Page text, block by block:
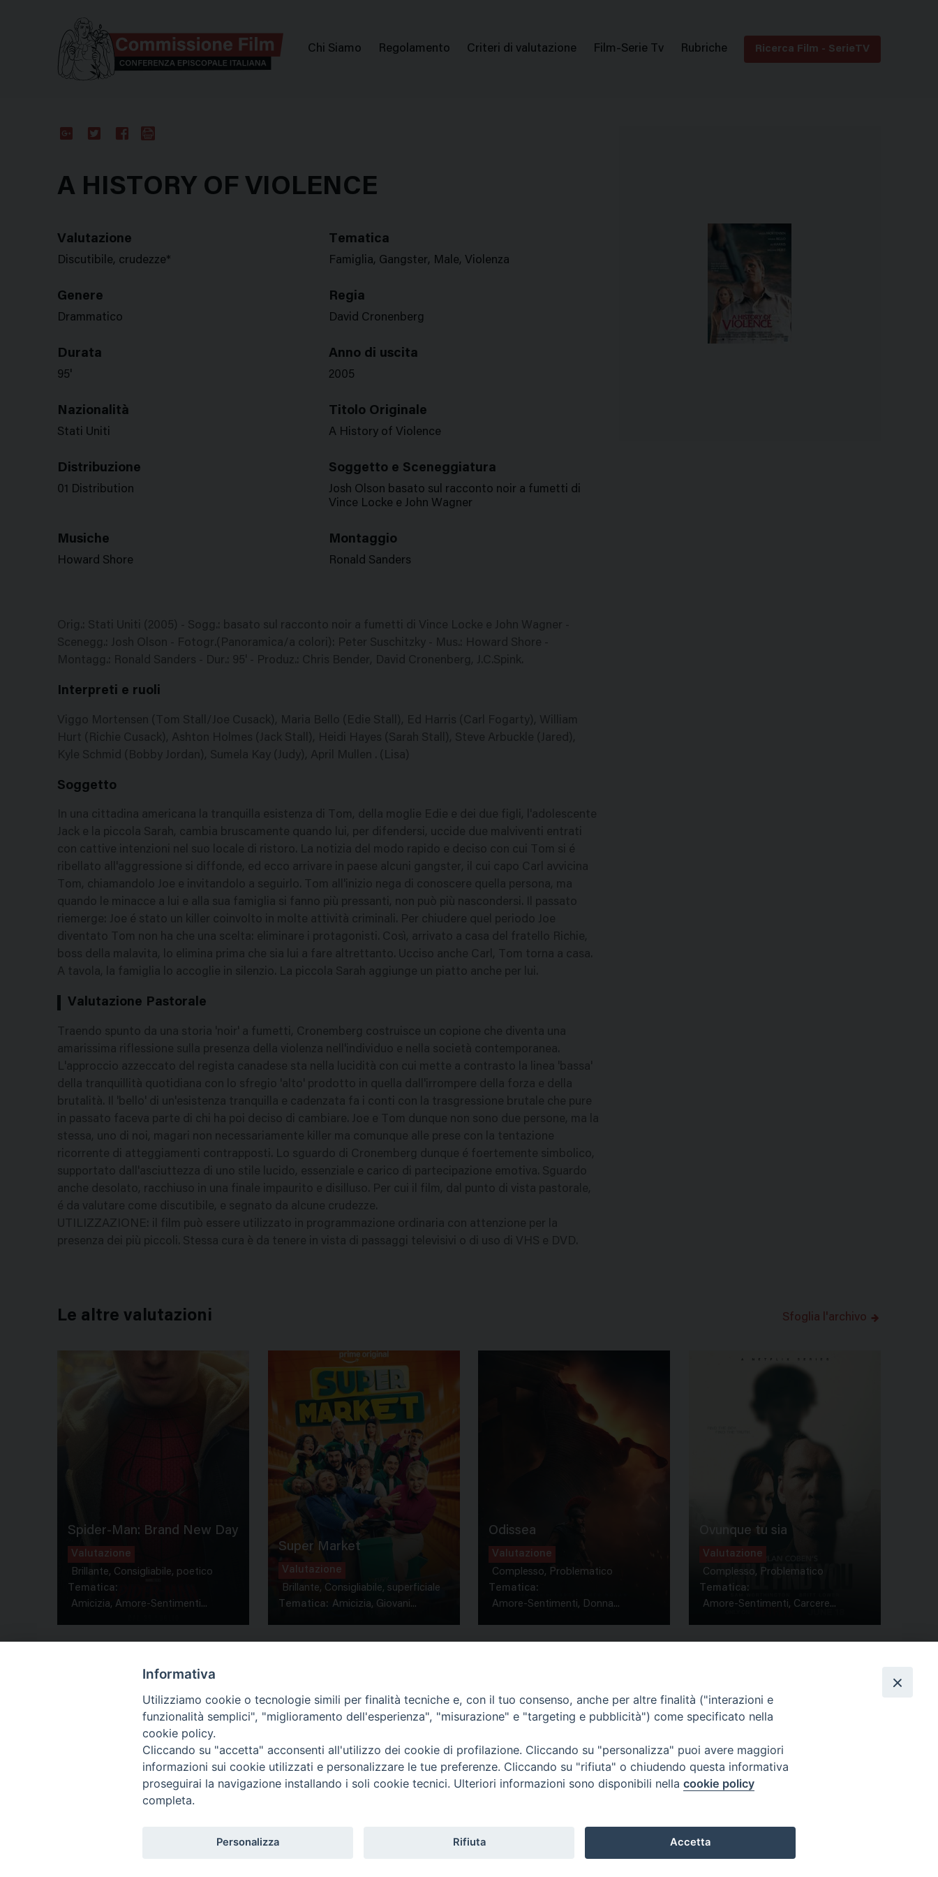
Menu
Chi Siamo Regolamento Criteri di valutazione Film-Serie Tv Rubriche Ricerca Film - SerieTV
A HISTORY OF VIOLENCE
Valutazione
Discutibile, crudezze*
Tematica
Famiglia, Gangster, Male, Violenza
Genere
Drammatico
Regia
David Cronenberg
Durata
95'
Anno di uscita
2005
Nazionalità
Stati Uniti
Titolo Originale
A History of Violence
Distribuzione
01 Distribution
Soggetto e Sceneggiatura
Josh Olson basato sul racconto noir a fumetti di
Vince Locke e John Wagner
Musiche
Howard Shore
Montaggio
Ronald Sanders
Orig.: Stati Uniti (2005) - Sogg.: basato sul racconto noir a fumetti di Vince Locke e John Wagner -
Scenegg.: Josh Olson - Fotogr.(Panoramica/a colori): Peter Suschitzky - Mus.: Howard Shore -
Montagg.: Ronald Sanders - Dur.: 95' - Produz.: Chris Bender, David Cronenberg, J.C.Spink.
Interpreti e ruoli
Viggo Mortensen (Tom Stall/Joe Cusack), Maria Bello (Edie Stall), Ed Harris (Carl Fogarty), William
Hurt (Richie Cusack), Ashton Holmes (Jack Stall), Heidi Hayes (Sarah Stall), Steve Arbuckle (Jared),
Kyle Schmid (Bobby Jordan), Sumela Kay (Judy), April Mullen . (Lisa)
Soggetto
In una cittadina americana la tranquilla esistenza di Tom, della moglie Edie e dei due figli, l'adolescente
Jack e la piccola Sarah, cambia bruscamente quando lui, per difendersi, uccide due malviventi entrati
con cattive intenzioni nel suo locale di ristoro. La notizia del modo rapido e deciso con cui Tom si é
ribellato all'aggressione si diffonde, ed ecco arrivare in paese alcuni gangster, il cui capo Carl avvicina
Tom, chiamandolo Joe e invitandolo a seguirlo. Tom all'inizio nega di conoscere quella persona, ma
quando le minacce a lui e alla sua famiglia si fanno più pressanti, non può più nascondersi. Il passato
riemerge: Joe é stato un killer coinvolto in molte attività criminali. Per chiudere quel periodo Joe
diventato Tom non ha che una scelta: eliminare i protagonisti. Così, arrivato a casa del fratello Richie,
boss della malavita, lo elimina prima che sia lui a fare altrettanto. Ucciso anche Carl, Tom torna a casa.
A tavola, la famiglia lo accoglie in silenzio. La piccola Sarah aggiunge un piatto anche per lui.
Valutazione Pastorale
Traendo spunto da una storia 'noir' a fumetti, Cronemberg costruisce un copione che diventa una
amarissima riflessione sulla presenza della violenza nell'individuo e nella società contemporanea.
L'approccio azzeccato del regista canadese sta nella lucidità con cui mette a contrasto la linea 'bassa'
della tranquillità quotidiana con lo sfregio 'alto' prodotto in quella dall'irrompere della forza e della
brutalità. Il 'bello' di un'esistenza tranquilla e cadenzata fa i conti con la trasgressione brutale che pure
in passato faceva parte di chi ha poi deciso di cambiare. Joe e Tom dunque non sono due persone, ma la
stessa, uno di noi, magari non necessariamente killer ma comunque alle prese con la tentazione
ricorrente di atteggiamenti contrapposti. Lo sguardo di Cronemberg dunque é foertemente simbolico,
supportato dall'asciuttezza di uno stile lucido, essenziale e carico di partecipazione emotiva. Sguardo
anche desolato, racchiuso in una finale impaurito e disilluso. Per cui il film, dal punto di vista pastorale,
é da valutare come discutibile, e segnato da alcune crudezze.
UTILIZZAZIONE: il film può essere utilizzato in programmazione ordinaria con attenzione per la
presenza dei più piccoli. Stessa cura è da tenere in vista di passaggi televisivi o di uso di VHS e DVD.
Le altre valutazioni Sfoglia l'archivo
Spider-Man: Brand New Day
Valutazione
Brillante, Consigliabile, poetico
Tematica:
Amicizia, Amore-Sentimenti...
Super Market
Valutazione
Brillante, Consigliabile, superficiale
Tematica: Amicizia, Giovani...
Odissea
Valutazione
Complesso, Problematico
Tematica:
Amore-Sentimenti, Donna...
Ovunque tu sia
Valutazione
Complesso, Problematico
Tematica:
Amore-Sentimenti, Carcere...
Contatti & Info
C.ne Aurelia, 50 – 00165 Roma Contatti
Credits
Scrivi a: cnvf@chiesacattolica.it
Privacy Policy
Titolo
Informativa
Utilizziamo cookie o tecnologie simili per finalità tecniche e, con il tuo consenso, anche per altre finalità ("interazioni e
funzionalità semplici", "miglioramento dell'esperienza", "misurazione" e "targeting e pubblicità") come specificato nella
cookie policy.
Cliccando su "accetta" acconsenti all'utilizzo dei cookie di profilazione. Cliccando su "personalizza" puoi avere maggiori
informazioni sui cookie utilizzati e personalizzare le tue preferenze. Cliccando su "rifiuta" o chiudendo questa informativa
proseguirai la navigazione installando i soli cookie tecnici. Ulteriori informazioni sono disponibili nella cookie policy
completa.
Personalizza Rifiuta Accetta